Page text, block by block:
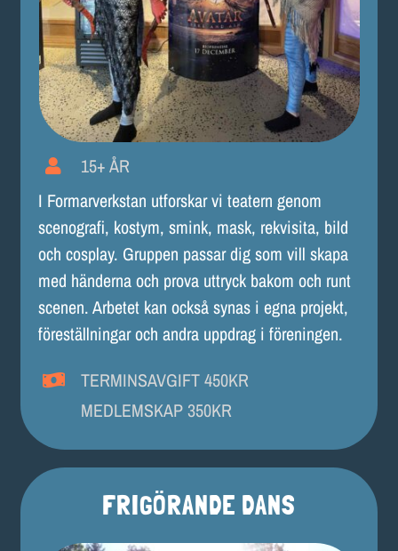
15+ ÅR
I Formarverkstan utforskar vi teatern genom
scenografi, kostym, smink, mask, rekvisita, bild
och cosplay. Gruppen passar dig som vill skapa
med händerna och prova uttryck bakom och runt
scenen. Arbetet kan också synas i egna projekt,
föreställningar och andra uppdrag i föreningen.
TERMINSAVGIFT 450KR
MEDLEMSKAP 350KR
FRIGÖRANDE DANS